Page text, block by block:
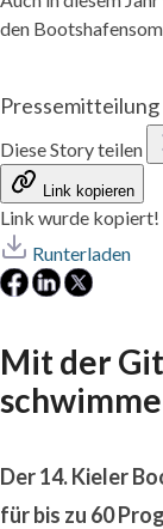
den
Pressemitteilung
Diese Story teilen
Link kopieren
Link wurde kopiert!
Runterladen
Mit der
Der 14. Kieler
für bis zu 60